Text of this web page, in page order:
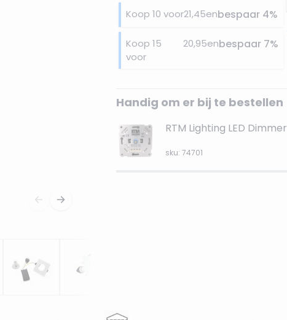
Koop 10 voor21,45enbespaar 4%
Koop 15
voor
20,95enbespaar7%
Handig om er bij te bestellen
RTM Lighting LED Dimmer
sku: 74701